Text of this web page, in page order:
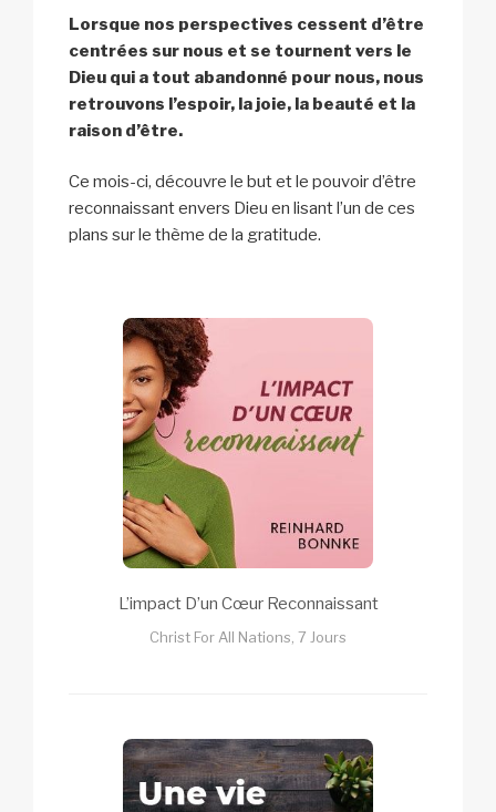
Lorsque nos perspectives cessent d’être
centrées sur nous et se tournent vers le
Dieu qui a tout abandonné pour nous, nous
retrouvons l’espoir, la joie, la beauté et la
raison d’être.
Ce mois-ci, découvre le but et le pouvoir d’être
reconnaissant envers Dieu en lisant l’un de ces
plans sur le thème de la gratitude.
L’impact D’un Cœur Reconnaissant
Christ For All Nations, 7 Jours